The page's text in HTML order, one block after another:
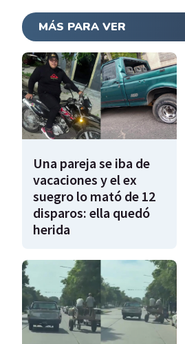
MÁS PARA VER
Una pareja se iba de
vacaciones y el ex
suegro lo mató de 12
disparos: ella quedó
herida